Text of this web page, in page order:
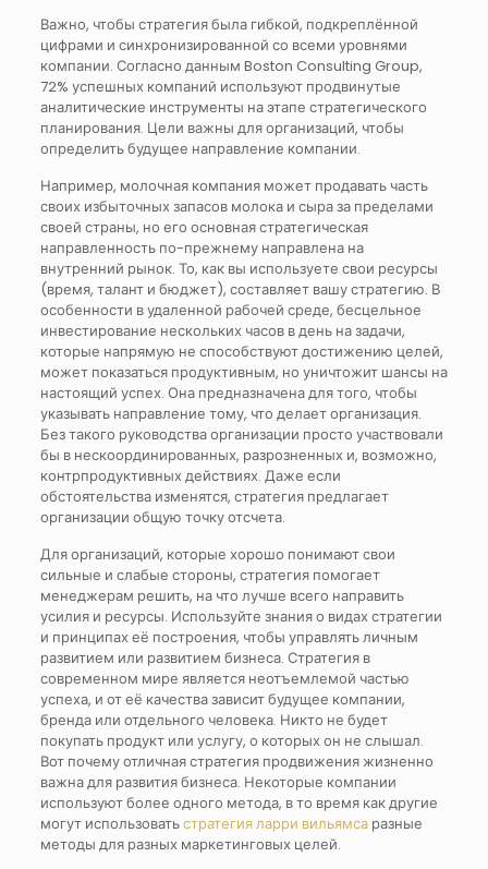
Важно, чтобы стратегия была гибкой, подкреплённой
цифрами и синхронизированной со всеми уровнями
компании. Согласно данным Boston Consulting Group,
72% успешных компаний используют продвинутые
аналитические инструменты на этапе стратегического
планирования. Цели важны для организаций, чтобы
определить будущее направление компании.
Например, молочная компания может продавать часть
своих избыточных запасов молока и сыра за пределами
своей страны, но его основная стратегическая
направленность по-прежнему направлена на
внутренний рынок. То, как вы используете свои ресурсы
(время, талант и бюджет), составляет вашу стратегию. В
особенности в удаленной рабочей среде, бесцельное
инвестирование нескольких часов в день на задачи,
которые напрямую не способствуют достижению целей,
может показаться продуктивным, но уничтожит шансы на
настоящий успех. Она предназначена для того, чтобы
указывать направление тому, что делает организация.
Без такого руководства организации просто участвовали
бы в нескоординированных, разрозненных и, возможно,
контрпродуктивных действиях. Даже если
обстоятельства изменятся, стратегия предлагает
организации общую точку отсчета.
Для организаций, которые хорошо понимают свои
сильные и слабые стороны, стратегия помогает
менеджерам решить, на что лучше всего направить
усилия и ресурсы. Используйте знания о видах стратегии
и принципах её построения, чтобы управлять личным
развитием или развитием бизнеса. Стратегия в
современном мире является неотъемлемой частью
успеха, и от её качества зависит будущее компании,
бренда или отдельного человека. Никто не будет
покупать продукт или услугу, о которых он не слышал.
Вот почему отличная стратегия продвижения жизненно
важна для развития бизнеса. Некоторые компании
используют более одного метода, в то время как другие
могут использоватьстратегия ларри вильямсаразные
методы для разных маркетинговых целей.